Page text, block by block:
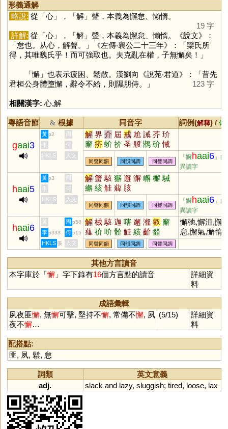
形義通解
略說: 從「心」，「解」聲，本義為懈怠、懶惰。
19 字
詳解: 從「心」，「解」聲，本義為懈怠、懶惰。《說文》：
「怠也。从心，解聲。」《左傳‧襄公二十三年》：「欒氏所
得，其唯魏氏乎！而可強取也。夫克亂在權，子無懈矣！」
「懈」也表示疲困、鬆散。漢劉向《說苑‧君道》：「昔先
君桓公身體墮懈，辭令不給，則隰朋侍。」
123 字
相關漢字: 心,解
粵語音節 & 根據 同音字 詞例(解釋) / 備
gaai3
黃 p2 周 解 界 介 屆 戒 尬 誡 芥 玠
廨 疥 蚧 祄 圣 艐 鶛 砎 悈
岕 吤 薢 骱 犗 妎 价
李
何
HKLS
人文
同聲同韻 同韻同調 同聲同調
「懈haai6 」的
異讀字
haai5
黃 p3 周 解 蟹 駭 獬 邂 澥 嶰 檞 駴
繲 絯 觟 薢 胲
李
何
HKLS
人文
同聲同韻 同韻同調 同聲同調
「懈haai6 」的
異讀字
haai6
黃 周 p58 解 械 駭 迦 嗐 邂 瀣 叡 廨
薤 祄 吤 骱 觟 絯 齘 韰
懈弛,懈沮,懈
怠,懈氣,懈惰,
鬆懈,堅持不懈
李 p333 何 p15
HKLS 張 人文 同聲同韻 同韻同調 同聲同調
其他方言讀音
本字庫於「懈」字下錄有16個方言點的讀音
詳細資
料
成語彙輯
夙夜匪懈, 無懈可擊, 堅持不懈, 常備不懈, 夙
夜不懈…
(5/15)
詳細資
料
配搭點:
匪, 夙, 鬆, 怠
詞類
英文意義
adj.
slack and lazy, sluggish; tired, loose, lax